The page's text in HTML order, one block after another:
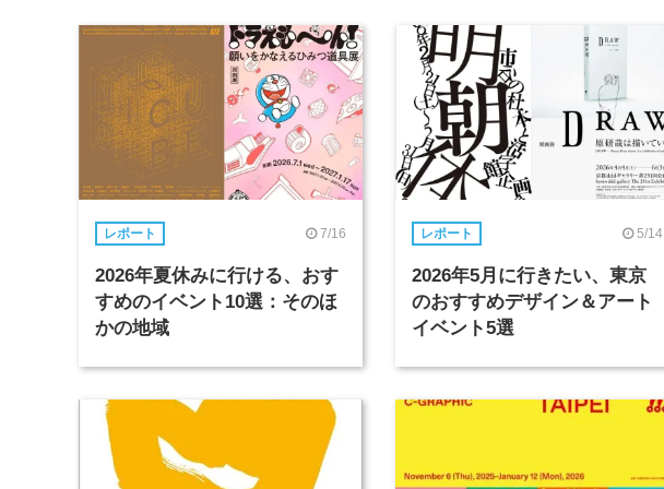
レポート 7/16
2026年夏休みに行ける、おす
すめのイベント10選：そのほ
かの地域
レポート 5/14
2026年5月に行きたい、東京
のおすすめデザイン＆アート
イベント5選